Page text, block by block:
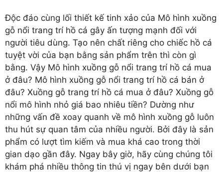
Độc đáo cùng lối thiết kế tinh xảo của Mô hình xuồng
gỗ nổi trang trí hồ cá gây ấn tượng mạnh đối với
người tiêu dùng. Tạo nên chất riêng cho chiếc hồ cá
tuyệt vời của bạn bằng sản phẩm trên thì còn gì
bằng. Vậy Mô hình xuồng gỗ nổi trang trí hồ cá mua
ở đâu? Mô hình xuồng gỗ nổi trang trí hồ cá bán ở
đâu? Xuồng gỗ trang trí hồ cá mua ở đâu? Xuồng gỗ
nổi mô hình nhỏ giá bao nhiêu tiền? Dường như
những vấn đề xoay quanh về mô hình xuồng gỗ luôn
thu hút sự quan tâm của nhiều người. Bởi đây là sản
phẩm có lượt tìm kiếm và mua khá cao trong thời
gian dạo gần đây. Ngay bây giờ, hãy cùng chúng tôi
khám phá nhiều thông tin thú vị ngay bên dưới bạn